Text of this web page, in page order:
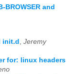
BROWSER and
init.d
Jeremy
for: linux headers